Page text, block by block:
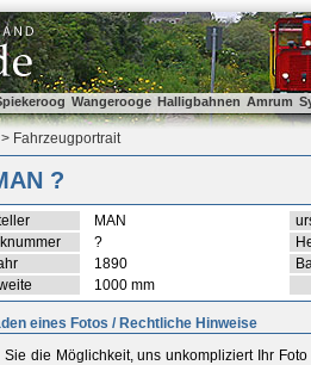
Wangerooge Halligbahnen Amrum
> Fahrzeugportrait
?
MAN
?
1890
1000 mm
eines Fotos / Rechtliche Hinweise
Sie die Möglichkeit, uns unkompliziert Ihr